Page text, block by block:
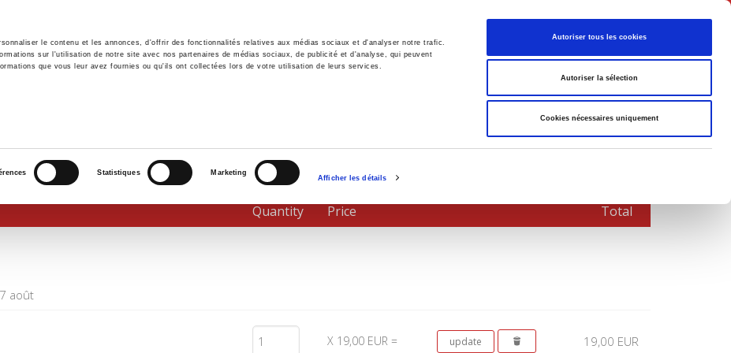
le contenu et les annonces, d'offrir des fonctionnalités relatives aux médias sociaux et d'analyser notre trafic.
sur l'utilisation de notre site avec nos partenaires de médias sociaux, de publicité et d'analyse, qui peuvent
que vous leur avez fournies ou qu'ils ont collectées lors de votre utilisation de leurs services.
Statistiques Marketing
Afficher les détails
Autoriser tous les cookies
Autoriser la sélection
Cookies nécessaires uniquement
English
Environment History International Politics
août
Quantity Price Total
X 19,00 EUR = 19,00 EUR